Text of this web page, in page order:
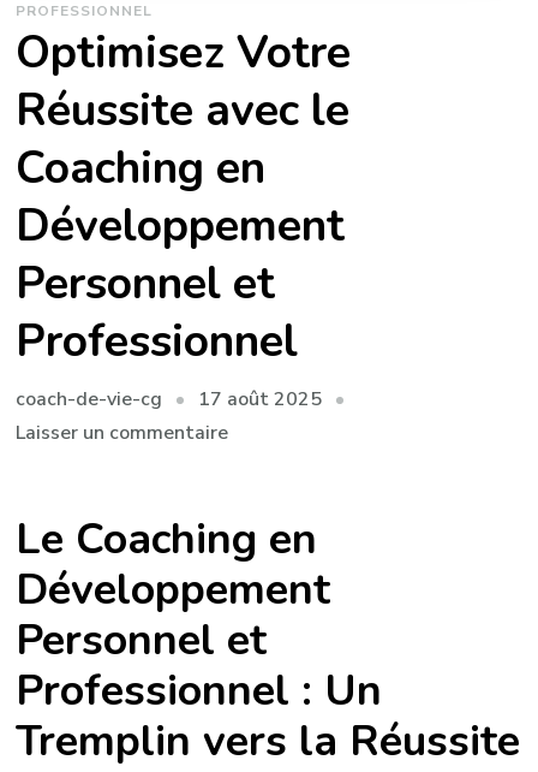
PROFESSIONNEL
Optimisez Votre
Réussite avec le
Coaching en
Développement
Personnel et
Professionnel
coach-de-vie-cg
17 août 2025
Laisser un commentairesur
Réussite
avec
le
Coaching
en
Développement
Personnel
et
Le Coaching en
Développement
Personnel et
Professionnel : Un
Tremplin vers la Réussite